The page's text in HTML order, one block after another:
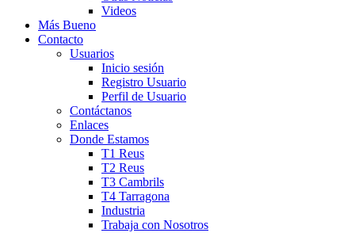
Videos
Más Bueno
Contacto
Usuarios
Inicio sesión
Registro Usuario
Perfil de Usuario
Contáctanos
Enlaces
Donde Estamos
T1 Reus
T2 Reus
T3 Cambrils
T4 Tarragona
Industria
Trabaja con Nosotros